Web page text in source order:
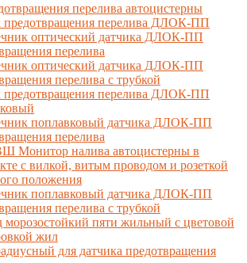
перелива автоцистерны
предотвращения перелива ДЛОК-ПП
оптический датчика ДЛОК-ПП
перелива
оптический датчика ДЛОК-ПП
перелива с трубкой
предотвращения перелива ДЛОК-ПП
поплавковый датчика ДЛОК-ПП
перелива
Монитор налива автоцистерны в
с вилкой, витым проводом и розеткой
положения
поплавковый датчика ДЛОК-ПП
перелива с трубкой
морозостойкий пяти жильный с цветовой
жил
для датчика предотвращения